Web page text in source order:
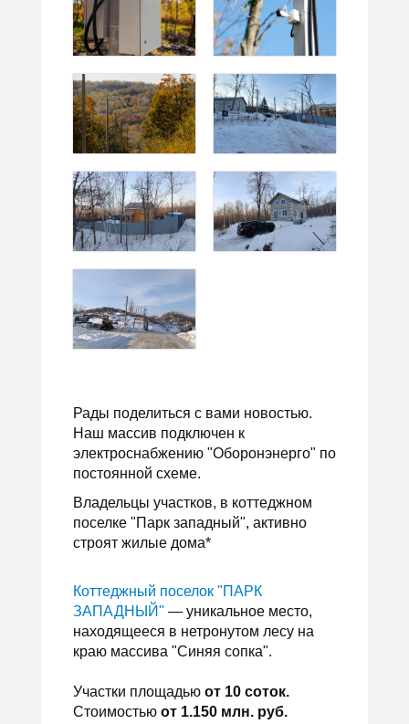
Рады поделиться с вами новостью.
Наш массив подключен к
электроснабжению "Оборонэнерго" по
постоянной схеме.
Владельцы участков, в коттеджном
поселке "Парк западный", активно
строят жилые дома*
Коттеджный поселок "ПАРК
ЗАПАДНЫЙ" — уникальное место,
находящееся в нетронутом лесу на
краю массива "Синяя сопка".
Участки площадью от 10 соток.
Стоимостью от 1.150 млн. руб.